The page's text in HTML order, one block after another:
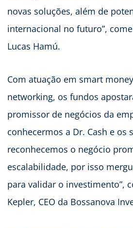
novas soluções, além de
internacional no futuro”,
Lucas Hamú.
Com atuação em smart
networking, os fundos
promissor de negócios da
conhecermos a Dr. Cash e os
reconhecemos o negócio
escalabilidade, por isso
para validar o investimento”,
Kepler, CEO da Bossanova